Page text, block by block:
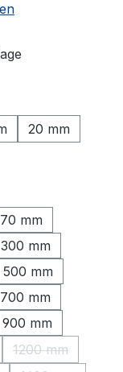
20 mm
nicht verfügbar.)
mm
300 mm
500 mm
700 mm
900 mm
Option ist zurzeit
1200 mm
(Diese Option